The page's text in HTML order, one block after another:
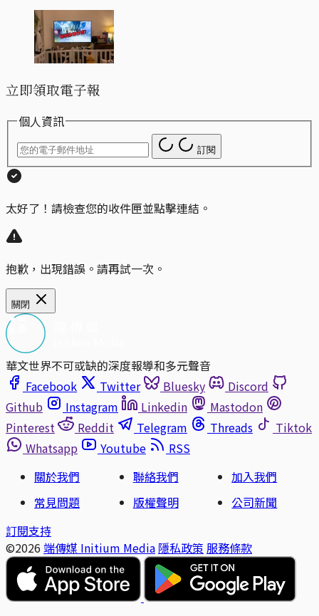
立即領取電子報
個人資訊
訂閱
太好了！請檢查您的收件匣並點擊連結。
抱歉，出現錯誤。請再試一次。
關閉
華文世界不可或缺的深度報導和多元聲音
Facebook
Twitter Bluesky
Discord
Github
Instagram Linkedin
Mastodon
Pinterest
Reddit Telegram Threads
Tiktok
Whatsapp
Youtube
RSS
關於我們
聯絡我們
加入我們
常見問題
版權聲明
公司新聞
訂閱支持
©2026 端傳媒 Initium Media 隱私政策 服務條款